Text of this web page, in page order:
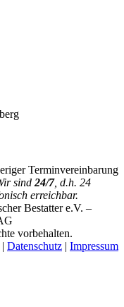
Terminvereinbarung
sind 24/7, d.h. 24
erreichbar.
Bestatter e.V. –
vorbehalten.
| Datenschutz | Impressum